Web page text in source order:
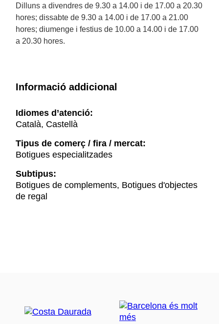
Dilluns a divendres de 9.30 a 14.00 i de 17.00 a 20.30
hores; dissabte de 9.30 a 14.00 i de 17.00 a 21.00
hores; diumenge i festius de 10.00 a 14.00 i de 17.00
a 20.30 hores.
Informació addicional
Idiomes d’atenció:
Català, Castellà
Tipus de comerç / fira / mercat:
Botigues especialitzades
Subtipus:
Botigues de complements, Botigues d'objectes
de regal